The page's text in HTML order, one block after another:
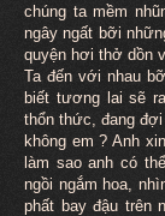
chúng ta mềm
ngây ngất bỡi
quyện hơi thở dồn
Ta đến với nhau
biết tương lai sẽ
thổn thức, đang
không em ? Anh
làm sao anh có
ngồi ngắm hoa,
phất bay đậu trên